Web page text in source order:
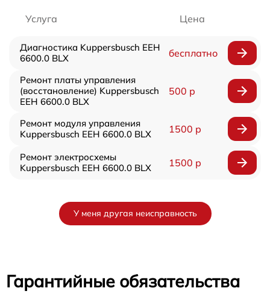
Услуга Цена
Диагностика Kuppersbusch EEH
6600.0 BLX
бесплатно
Ремонт платы управления
(восстановление) Kuppersbusch
EEH 6600.0 BLX
500 р
Ремонт модуля управления
Kuppersbusch EEH 6600.0 BLX
1500 р
Ремонт электросхемы
Kuppersbusch EEH 6600.0 BLX
1500 р
У меня другая неисправность
Гарантийные обязательства